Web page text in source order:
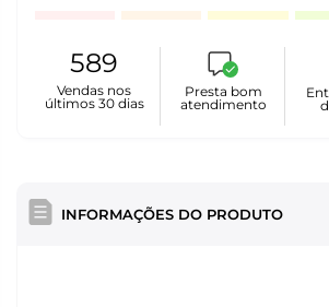
589
Vendas nos
últimos 30 dias
Presta bom
atendimento
INFORMAÇÕES DO PRODUTO